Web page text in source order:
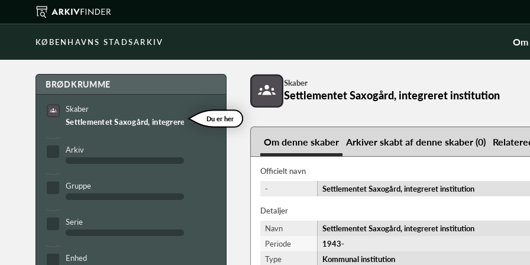
KØBENHAVNS STADSARKIV
BRØDKRUMME
Skaber
Settlementet Saxogård, integreret institution
Du er her
Arkiv
Gruppe
Serie
Enhed
Skaber
Settlementet Saxogård, integreret institution
Om denne skaber Arkiver skabt af denne skaber (0)
Officielt navn
-
Settlementet Saxogård, integreret institution
Detaljer
Navn
Settlementet Saxogård, integreret institution
Periode
1943-​
Type
Kommunal institution